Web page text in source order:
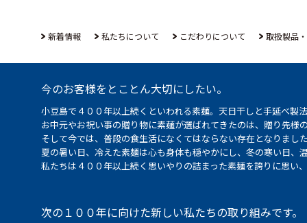
新着情報 私たちについて こだわりについて 取扱製品
今のお客様をとことん大切にしたい。
小豆島で４００年以上続くといわれる素麺。天日干しと手延べ
お中元やお祝い事の贈り物に素麺が選ばれてきたのは、贈り先
そして今では、普段の食生活になくてはならない存在となりまし
夏の暑い日、冷えた素麺は心も身体も穏やかにし、冬の寒い日
私たちは４００年以上続く思いやりの詰まった素麺を誇りに思
次の１００年に向けた新しい私たちの取り組みです。